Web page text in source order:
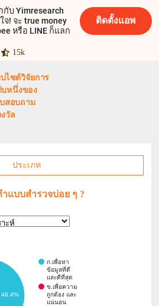
บ Yimresearch
จ! จะ true money
หรือ LINE ก็แลก
15k
ติดตั้งแอพ
ประเภท
แบบสำรวจบ่อย ๆ ?
ก.เพื่อหา
ข้อมูลที่ดี
และดีที่สุด
ข.เพื่อความ
ถูกต้อง และ
แน่นอน
48.4%